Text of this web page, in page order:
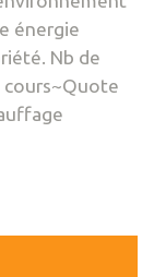
énergie
Nb de
cours~Quote